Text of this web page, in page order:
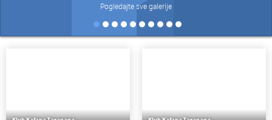
Pogledajte sve galerije